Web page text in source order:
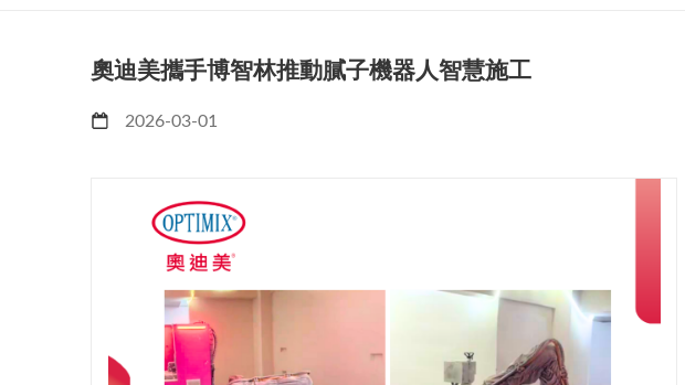
奧迪美攜手博智林推動膩子機器人智慧施工
2026-03-01